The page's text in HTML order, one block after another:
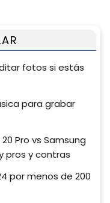
fotos si estás
para grabar
Pro vs Samsung
pros y contras
por menos de 200